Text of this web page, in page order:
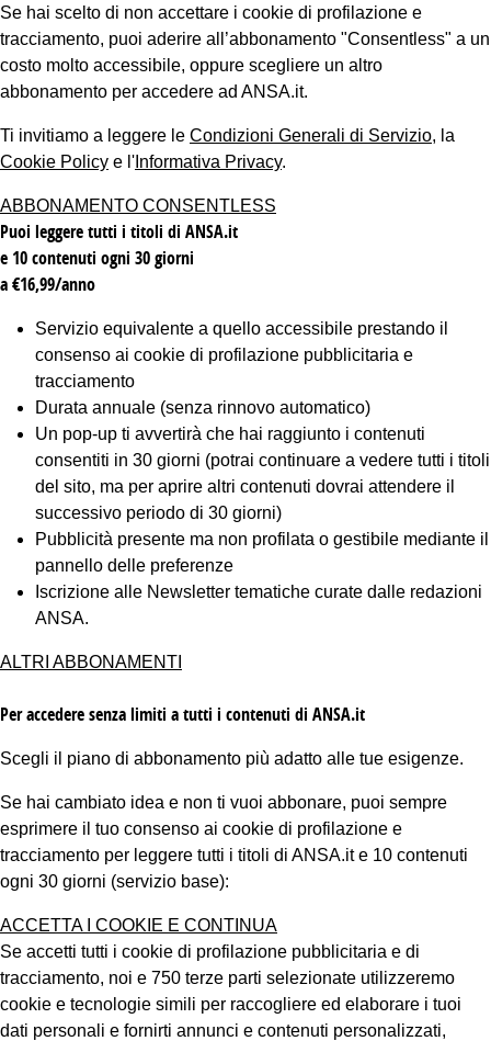
Se hai scelto di non accettare i cookie di profilazione e
tracciamento, puoi aderire all’abbonamento "Consentless" a un
costo molto accessibile, oppure scegliere un altro
abbonamento per accedere ad ANSA.it.
Ti invitiamo a leggere le Condizioni Generali di Servizio, la
Cookie Policy e l' Informativa Privacy.
ABBONAMENTO CONSENTLESS
Puoi leggere tutti i titoli di ANSA.it
e 10 contenuti ogni 30 giorni
a €16,99/anno
Servizio equivalente a quello accessibile prestando il
consenso ai cookie di profilazione pubblicitaria e
tracciamento
Durata annuale (senza rinnovo automatico)
Un pop-up ti avvertirà che hai raggiunto i contenuti
consentiti in 30 giorni (potrai continuare a vedere tutti i titoli
del sito, ma per aprire altri contenuti dovrai attendere il
successivo periodo di 30 giorni)
Pubblicità presente ma non profilata o gestibile mediante il
pannello delle preferenze
Iscrizione alle Newsletter tematiche curate dalle redazioni
ANSA.
ALTRI ABBONAMENTI
Per accedere senza limiti a tutti i contenuti di ANSA.it
Scegli il piano di abbonamento più adatto alle tue esigenze.
Se hai cambiato idea e non ti vuoi abbonare, puoi sempre
esprimere il tuo consenso ai cookie di profilazione e
tracciamento per leggere tutti i titoli di ANSA.it e 10 contenuti
ogni 30 giorni (servizio base):
ACCETTA I COOKIE E CONTINUA
Se accetti tutti i cookie di profilazione pubblicitaria e di
tracciamento, noi e 750 terze parti selezionate utilizzeremo
cookie e tecnologie simili per raccogliere ed elaborare i tuoi
dati personali e fornirti annunci e contenuti personalizzati,